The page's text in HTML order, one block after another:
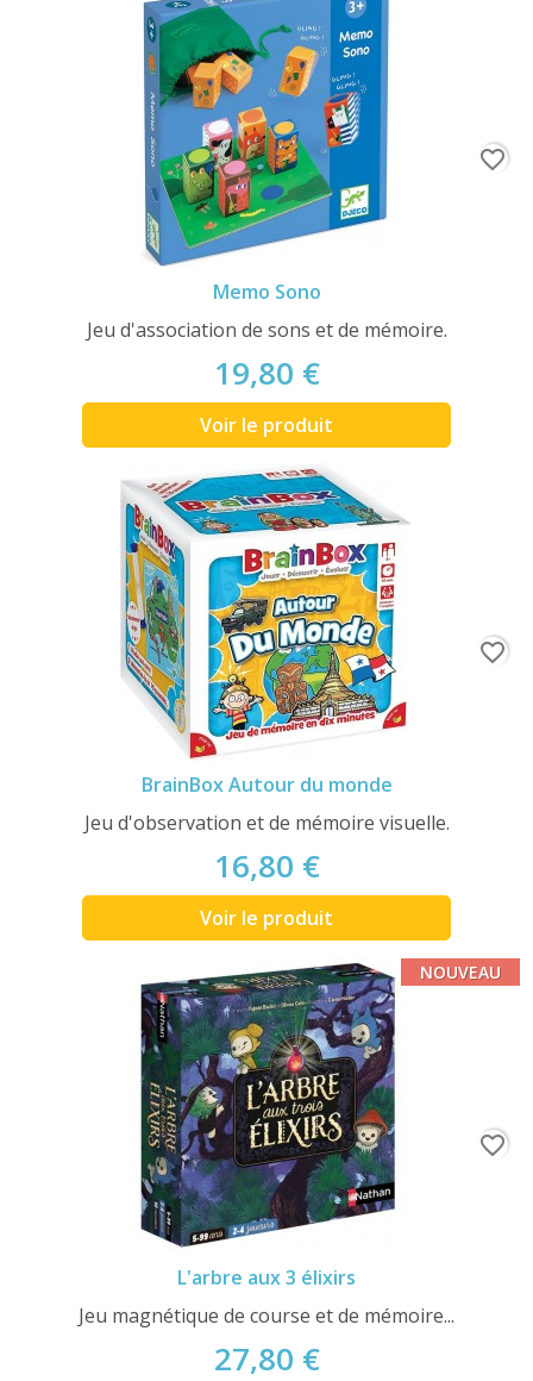
Memo Sono
Jeu d'association de sons et de mémoire.
19,80 €
Voir le produit
favorite_border
BrainBox Autour du monde
Jeu d'observation et de mémoire visuelle.
16,80 €
Voir le produit
favorite_border
L'arbre aux 3 élixirs
Jeu magnétique de course et de mémoire...
27,80 €
NOUVEAU
favorite_border